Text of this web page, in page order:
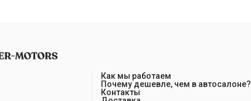
Как мы работаем
Почему дешевле, чем в автосалоне?
Контакты